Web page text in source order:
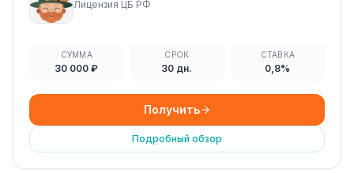
Лицензия ЦБ РФ
СУММА
30 000 ₽
СРОК
30 дн.
СТАВКА
0,8%
Получить
Подробный обзор